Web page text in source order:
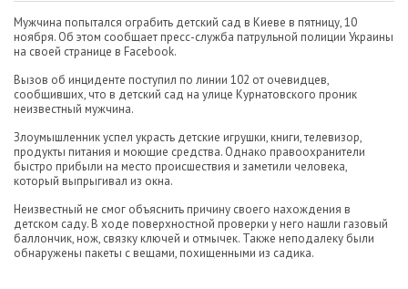
Мужчина попытался ограбить детский сад в Киеве в пятницу, 10
ноября. Об этом сообщает пресс-служба патрульной полиции Украины
на своей странице в Facebook.
Вызов об инциденте поступил по линии 102 от очевидцев,
сообщивших, что в детский сад на улице Курнатовского проник
неизвестный мужчина.
Злоумышленник успел украсть детские игрушки, книги, телевизор,
продукты питания и моющие средства. Однако правоохранители
быстро прибыли на место происшествия и заметили человека,
который выпрыгивал из окна.
Неизвестный не смог объяснить причину своего нахождения в
детском саду. В ходе поверхностной проверки у него нашли газовый
баллончик, нож, связку ключей и отмычек. Также неподалеку были
обнаружены пакеты с вещами, похищенными из садика.